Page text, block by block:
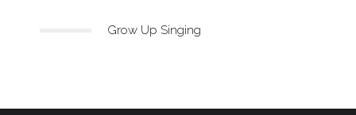
Grow Up Singing